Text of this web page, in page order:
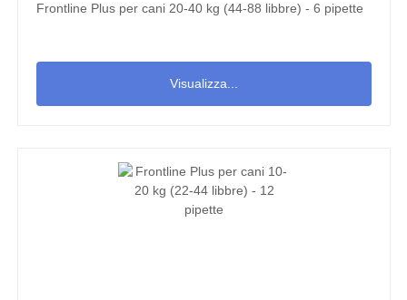
Frontline Plus per cani 20-40 kg (44-88 libbre) - 6 pipette
Visualizza...